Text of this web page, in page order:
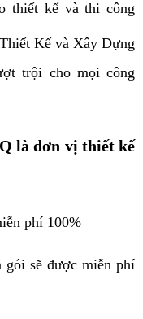
thiết kế và thi công
Kế và Xây Dựng
trội cho mọi công
là đơn vị thiết kế
phí 100%
sẽ được miễn phí